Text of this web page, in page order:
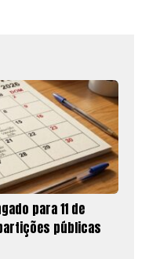
para 11 de
públicas